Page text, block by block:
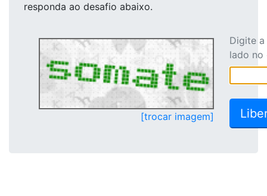
responda ao desafio abaixo.
[trocar imagem]
Digite
lado no